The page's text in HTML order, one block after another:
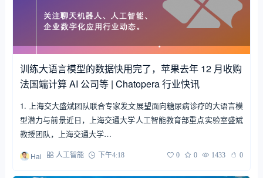
训练大语言模型的数据快用完了，苹果去年 12 月收购
法国端计算 AI 公司等 | Chatopera 行业快讯
1. 上海交大盛斌团队联合专家发文展望面向糖尿病诊疗的大语言模
型潜力与前景近日，上海交通大学人工智能教育部重点实验室盛斌
教授团队，上海交通大学…
Hai 人工智能 下午4:18 0 0 1433 0